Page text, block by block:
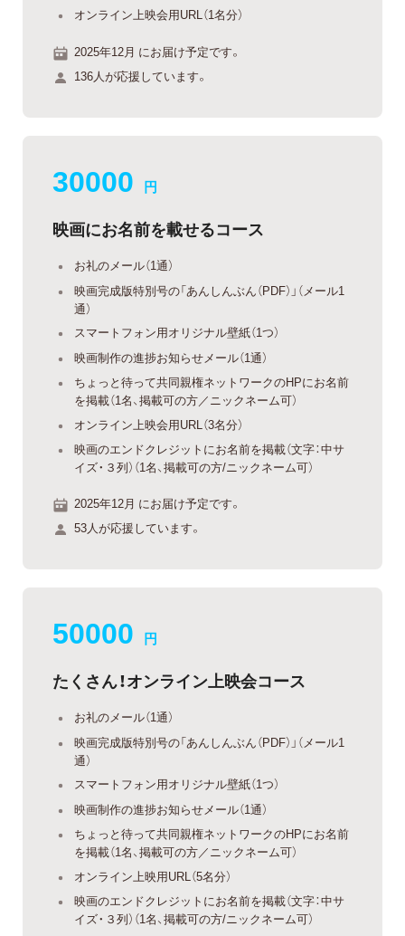
オンライン上映会用URL（1名分）
2025年12月 にお届け予定です。
136人が応援しています。
30000 円
映画にお名前を載せるコース
お礼のメール（1通）
映画完成版特別号の「あんしんぶん（PDF）」（メール1
通）
スマートフォン用オリジナル壁紙（1つ）
映画制作の進捗お知らせメール（1通）
ちょっと待って共同親権ネットワークのHPにお名前
を掲載（1名、掲載可の方／ニックネーム可）
オンライン上映会用URL（3名分）
映画のエンドクレジットにお名前を掲載（文字：中サ
イズ・３列）（1名、掲載可の方/ニックネーム可）
2025年12月 にお届け予定です。
53人が応援しています。
50000 円
たくさん！オンライン上映会コース
お礼のメール（1通）
映画完成版特別号の「あんしんぶん（PDF）」（メール1
通）
スマートフォン用オリジナル壁紙（1つ）
映画制作の進捗お知らせメール（1通）
ちょっと待って共同親権ネットワークのHPにお名前
を掲載（1名、掲載可の方／ニックネーム可）
オンライン上映用URL（5名分）
映画のエンドクレジットにお名前を掲載（文字：中サ
イズ・３列）（1名、掲載可の方/ニックネーム可）